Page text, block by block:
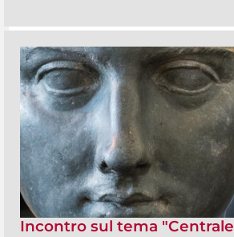
Incontro sul tema "Centrale